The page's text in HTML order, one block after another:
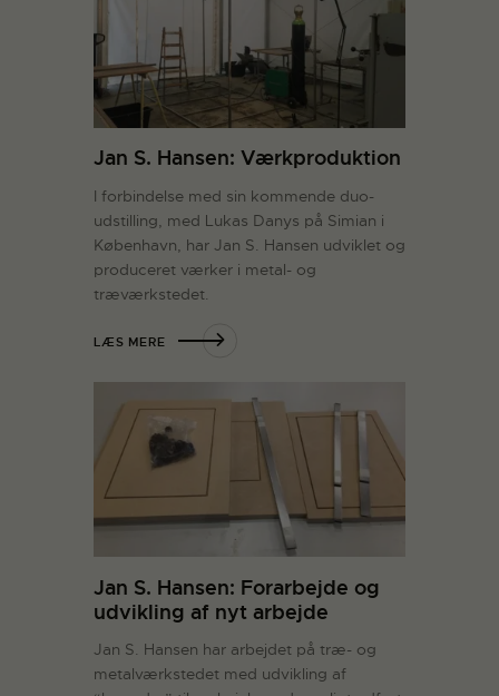
Jan S. Hansen: Værkproduktion
I forbindelse med sin kommende duo-
udstilling, med Lukas Danys på Simian i
København, har Jan S. Hansen udviklet og
produceret værker i metal- og
træværkstedet.
LÆS MERE
Jan S. Hansen: Forarbejde og
udvikling af nyt arbejde
Jan S. Hansen har arbejdet på træ- og
metalværkstedet med udvikling af